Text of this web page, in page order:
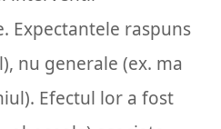
Expectantele raspuns
nu generale (ex. ma
Efectul lor a fost